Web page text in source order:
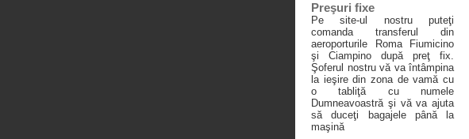
Preşuri fixe
Pe site-ul nostru puteţi
comanda transferul din
aeroporturile Roma Fiumicino
şi Ciampino după preţ fix.
Şoferul nostru vă va întâmpina
la ieşire din zona de vamă cu
o tabliţă cu numele
Dumneavoastră şi vă va ajuta
să duceţi bagajele până la
maşină